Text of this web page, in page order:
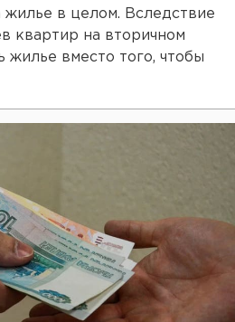
жилье в целом. Вследствие
квартир на вторичном
вместо того, чтобы